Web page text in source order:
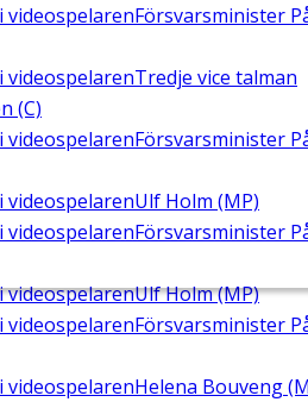
i videospelarenFörsvarsminister
i videospelarenTredje vice talman
(C)
i videospelarenFörsvarsminister
i videospelarenUlf Holm (MP)
i videospelarenFörsvarsminister
videospelarenUlf Holm (MP)
i videospelarenFörsvarsminister
i videospelarenHelena Bouveng